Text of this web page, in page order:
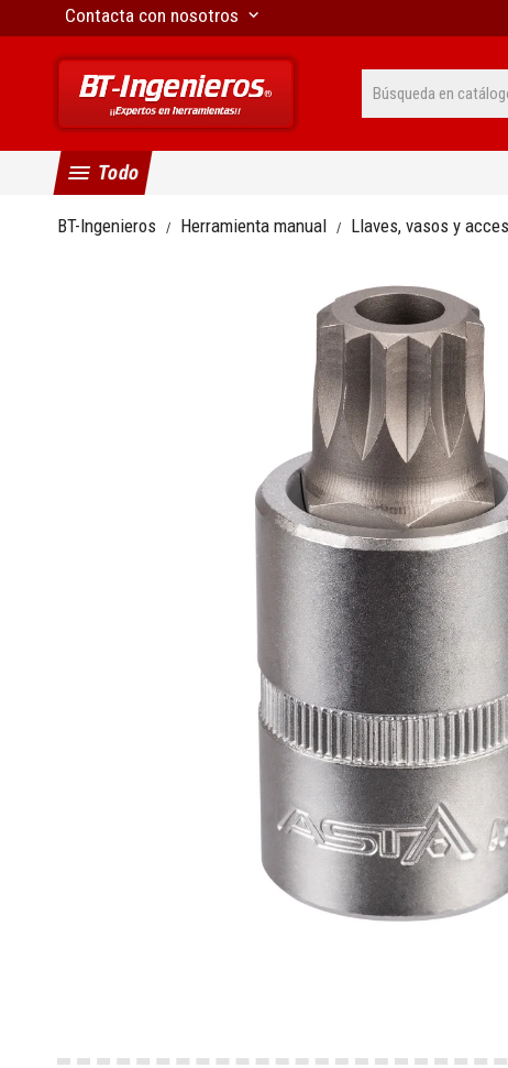
Contacta con nosotros keyboard_arrow_down
menu Todo
BT-Ingenieros Herramienta manual Llaves, vasos y